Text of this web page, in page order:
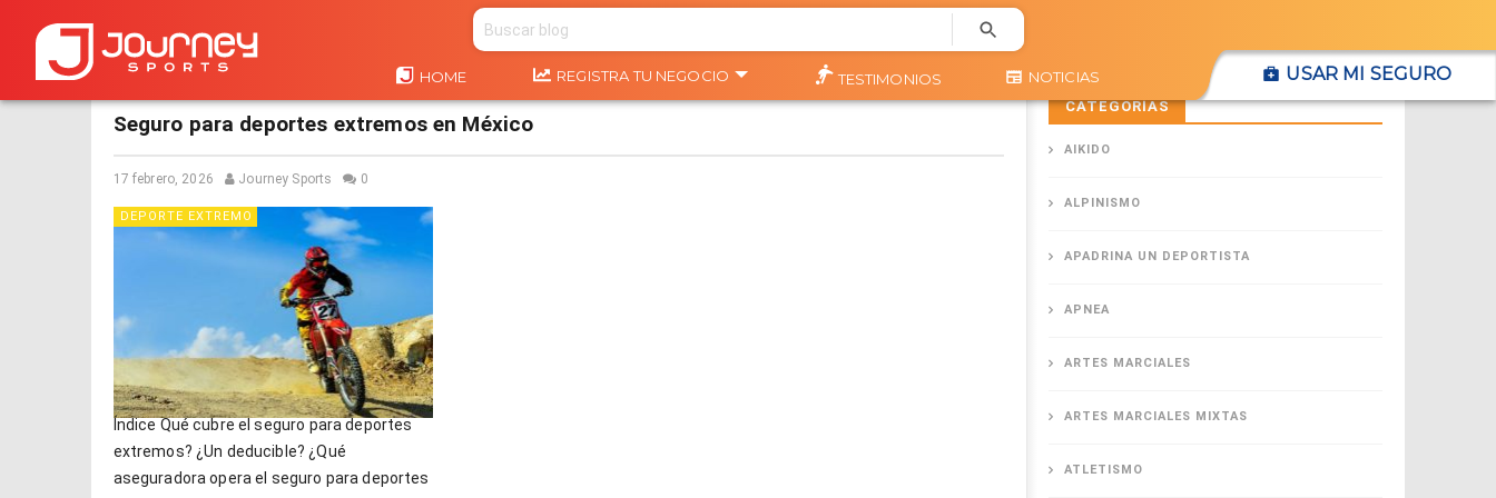
HOME REGISTRA TU NEGOCIO TESTIMONIOS NOTICIAS USAR MI SEGURO
Seguro para deportes extremos en México
17 febrero, 2026 Journey Sports 0
DEPORTE EXTREMO
Índice Qué cubre el seguro para deportes
extremos? ¿Un deducible? ¿Qué
aseguradora opera el seguro para deportes
CATEGORÍAS
AIKIDO
ALPINISMO
APADRINA UN DEPORTISTA
APNEA
ARTES MARCIALES
ARTES MARCIALES MIXTAS
ATLETISMO